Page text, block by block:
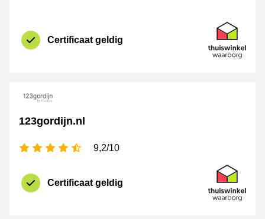
Certificaat geldig
certificaat
Thuiswinkel
123gordijn.nl
4,5 sterren
9,2/10
Certificaat geldig
certificaat
Thuiswinkel